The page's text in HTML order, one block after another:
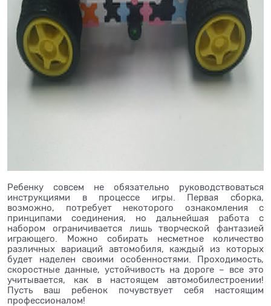
Ребенку совсем не обязательно руководствоваться
инструкциями в процессе игры. Первая сборка,
возможно, потребует некоторого ознакомления с
принципами соединения, но дальнейшая работа с
набором ограничивается лишь творческой фантазией
играющего. Можно собирать несметное количество
различных вариаций автомобиля, каждый из которых
будет наделен своими особенностями. Проходимость,
скоростные данные, устойчивость на дороге – все это
учитывается, как в настоящем автомобилестроении!
Пусть ваш ребенок почувствует себя настоящим
профессионалом!